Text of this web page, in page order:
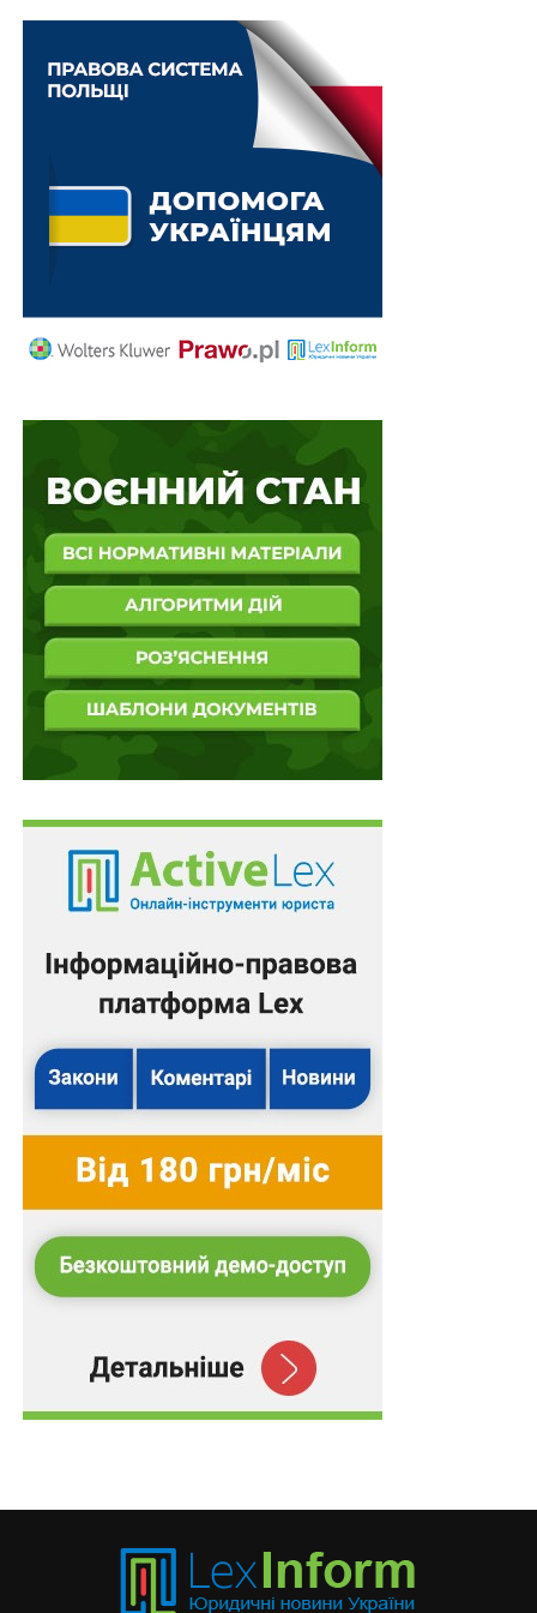
адміністративного судочинства України
Повний текст рішення
Підготував Леонід Лазебний
Схожі статті:
посягання на територіальну цілісність і
Військовозобов’язаний громадянин України,
який народився в іншій державі та має іншу…
Правочини із суб’єктами, зареєстрованими на
тимчасово окупованій території України, є…
Спір про відшкодування шкоди, завданої
державі внаслідок втрати
військовослужбовцем…
ВЕЛИКА ПАЛАТА ВЕРХОВНОГО СУДУ
КОДЕКС АДМІНІСТРАТИВНОГО СУДОЧИНСТВА УКРАЇНИ
ЦК УКРАЇНИ
НАСТУПНА
У разі ухилення орендодавця від продовження
договору оренди землі належним способом
додаткової угоди
НЕ ПРОПУСТІТЬ
певними строками не допускається